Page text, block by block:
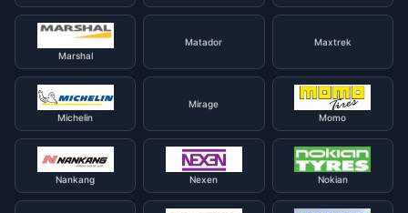
Marshal
Matador Maxtrek
Michelin
Mirage
Momo
Nankang Nexen Nokian